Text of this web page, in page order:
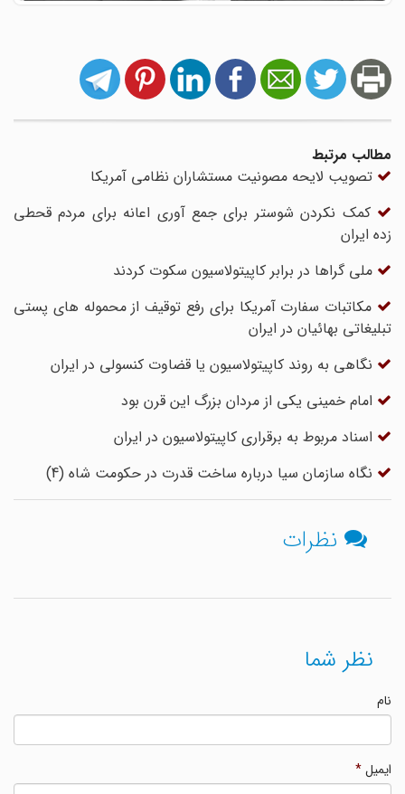
مطالب مرتبط
تصویب لایحه مصونیت مستشاران نظامی آمریکا
کمک نکردن شوستر برای جمع آوری اعانه برای مردم قحطی
زده ایران
ملی گراها در برابر کاپیتولاسیون سکوت کردند
مکاتبات سفارت آمریکا برای رفع توقیف از محموله های پستی
تبلیغاتی بهائیان در ایران
نگاهی به روند کاپیتولاسیون یا قضاوت کنسولی در ایران
امام خمینی یکی از مردان بزرگ این قرن بود
اسناد مربوط به برقراری کاپیتولاسیون در ایران
نگاه سازمان سیا درباره ساخت قدرت در حکومت شاه (4)
نظرات
نظر شما
ایمیل*